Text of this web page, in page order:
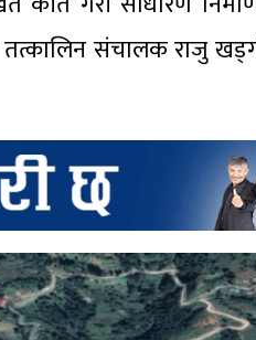
संचालक राजु